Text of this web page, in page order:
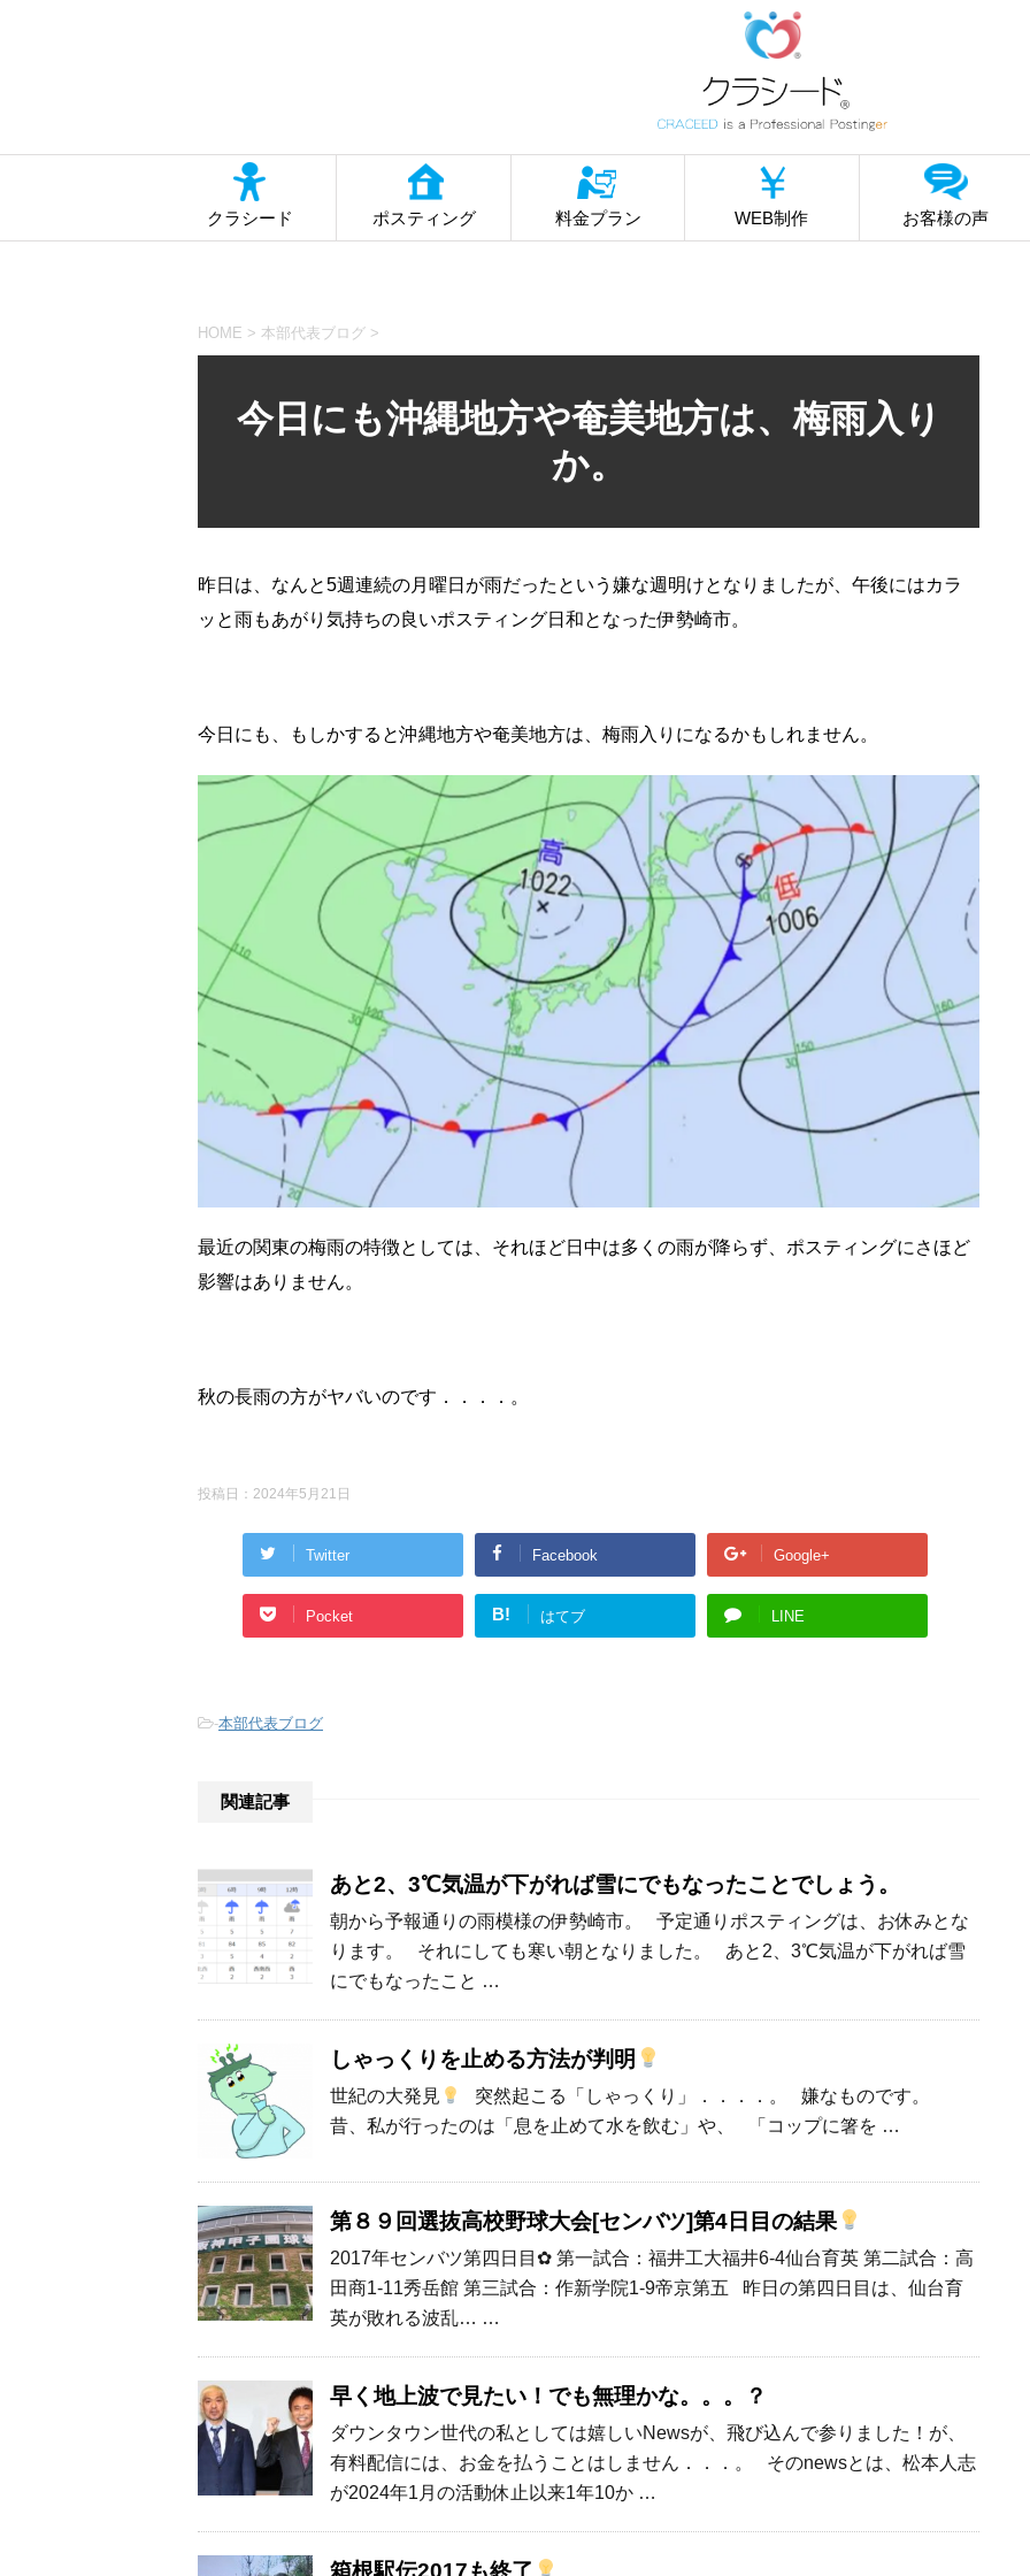
クラシード ポスティング 料金プラン WEB制作 お客様の声
HOME > 本部代表ブログ >
今日にも沖縄地方や奄美地方は、梅雨入り
か。
昨日は、なんと5週連続の月曜日が雨だったという嫌な週明けとなりましたが、午後にはカラ
ッと雨もあがり気持ちの良いポスティング日和となった伊勢崎市。
今日にも、もしかすると沖縄地方や奄美地方は、梅雨入りになるかもしれません。
最近の関東の梅雨の特徴としては、それほど日中は多くの雨が降らず、ポスティングにさほど
影響はありません。
秋の長雨の方がヤバいのです．．．．。
投稿日： 2024年5月21日
Twitter Facebook Google+
Pocket B! はてブ LINE
-本部代表ブログ
関連記事
あと2、3℃気温が下がれば雪にでもなったことでしょう。
朝から予報通りの雨模様の伊勢崎市。 予定通りポスティングは、お休みとな
ります。 それにしても寒い朝となりました。 あと2、3℃気温が下がれば雪
にでもなったこと …
しゃっくりを止める方法が判明
世紀の大発見
突然起こる「しゃっくり」．．．．。 嫌なものです。
昔、私が行ったのは「息を止めて水を飲む」や、 「コップに箸を …
第８９回選抜高校野球大会[センバツ]第4日目の結果
2017年センバツ第四日目✿ 第一試合：福井工大福井6-4仙台育英 第二試合：高
田商1-11秀岳館 第三試合：作新学院1-9帝京第五 昨日の第四日目は、仙台育
英が敗れる波乱… …
早く地上波で見たい！でも無理かな。。。？
ダウンタウン世代の私としては嬉しいNewsが、飛び込んで参りました！が、
有料配信には、お金を払うことはしません．．．。 そのnewsとは、松本人志
が2024年1月の活動休止以来1年10か …
箱根駅伝2017も終了